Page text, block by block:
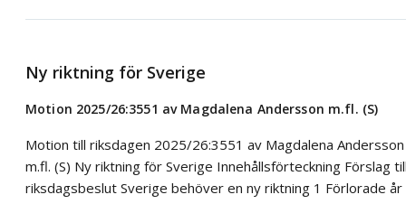
Ny riktning för Sverige
Motion 2025/26:3551 av Magdalena Andersson m.fl. (S)
Motion till riksdagen 2025/26:3551 av Magdalena Andersson
m.fl. (S) Ny riktning för Sverige Innehållsförteckning Förslag
riksdagsbeslut Sverige behöver en ny riktning 1 Förlorade år